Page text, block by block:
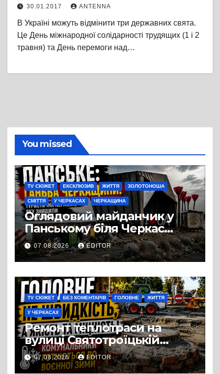
30.01.2017 ANTENNA
В Україні можуть відмінити три державних свята.
Це День міжнародної солідарності трудящих (1 і 2
травня) та День перемоги над…
You missed
TV СЮЖЕТ ЕКСКЛЮЗИВ ЖИТТЯ ЗОЛОТОНОША
СМІТТЯ У ЧЕРКАСАХ ЧЕРКАЩИНА
Оглядовий майданчик у
Панському біля Черкас
перетворився на занедбане
сміттєзвалище
07.08.2026 EDITOR
TV СЮЖЕТ БЕЗ КОМЕНТАРІВ ГОЛОВНЕ ЖИТТЯ
У ЧЕРКАСАХ
Ремонт теплотраси на
вулиці Святотроїцькій
затягнувся порівняно із
запланованими термінами.
07.08.2026 EDITOR